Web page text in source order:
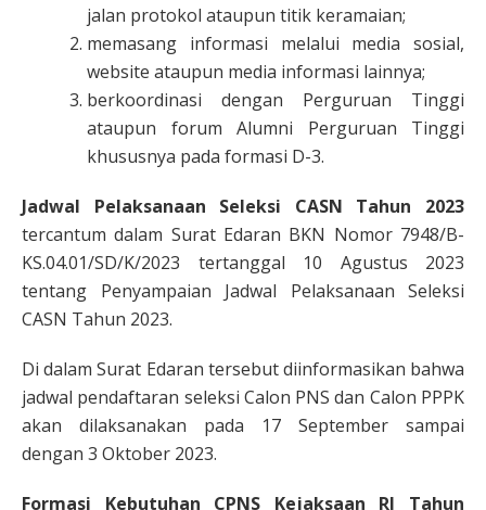
jalan protokol ataupun titik keramaian;
memasang informasi melalui media sosial,
website ataupun media informasi lainnya;
berkoordinasi dengan Perguruan Tinggi
ataupun forum Alumni Perguruan Tinggi
khususnya pada formasi D-3.
Jadwal Pelaksanaan Seleksi CASN Tahun 2023
tercantum dalam Surat Edaran BKN Nomor 7948/B-
KS.04.01/SD/K/2023 tertanggal 10 Agustus 2023
tentang Penyampaian Jadwal Pelaksanaan Seleksi
CASN Tahun 2023.
Di dalam Surat Edaran tersebut diinformasikan bahwa
jadwal pendaftaran seleksi Calon PNS dan Calon PPPK
akan dilaksanakan pada 17 September sampai
dengan 3 Oktober 2023.
Formasi Kebutuhan CPNS Kejaksaan RI Tahun